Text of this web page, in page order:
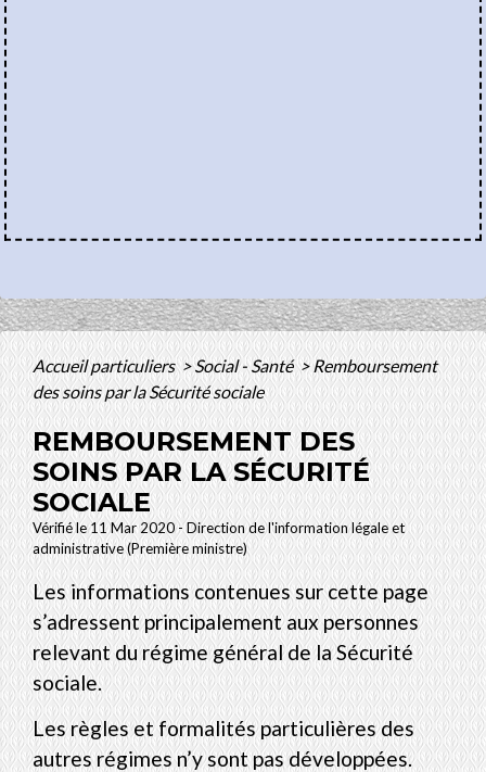
Accueil particuliers>Social - Santé> Remboursement
des soins par la Sécurité sociale
REMBOURSEMENT DES
SOINS PAR LA SÉCURITÉ
SOCIALE
Vérifié le 11 Mar 2020 - Direction de l'information légale et
administrative (Première ministre)
Les informations contenues sur cette page
s’adressent principalement aux personnes
relevant du régime général de la Sécurité
sociale.
Les règles et formalités particulières des
autres régimes n’y sont pas développées.